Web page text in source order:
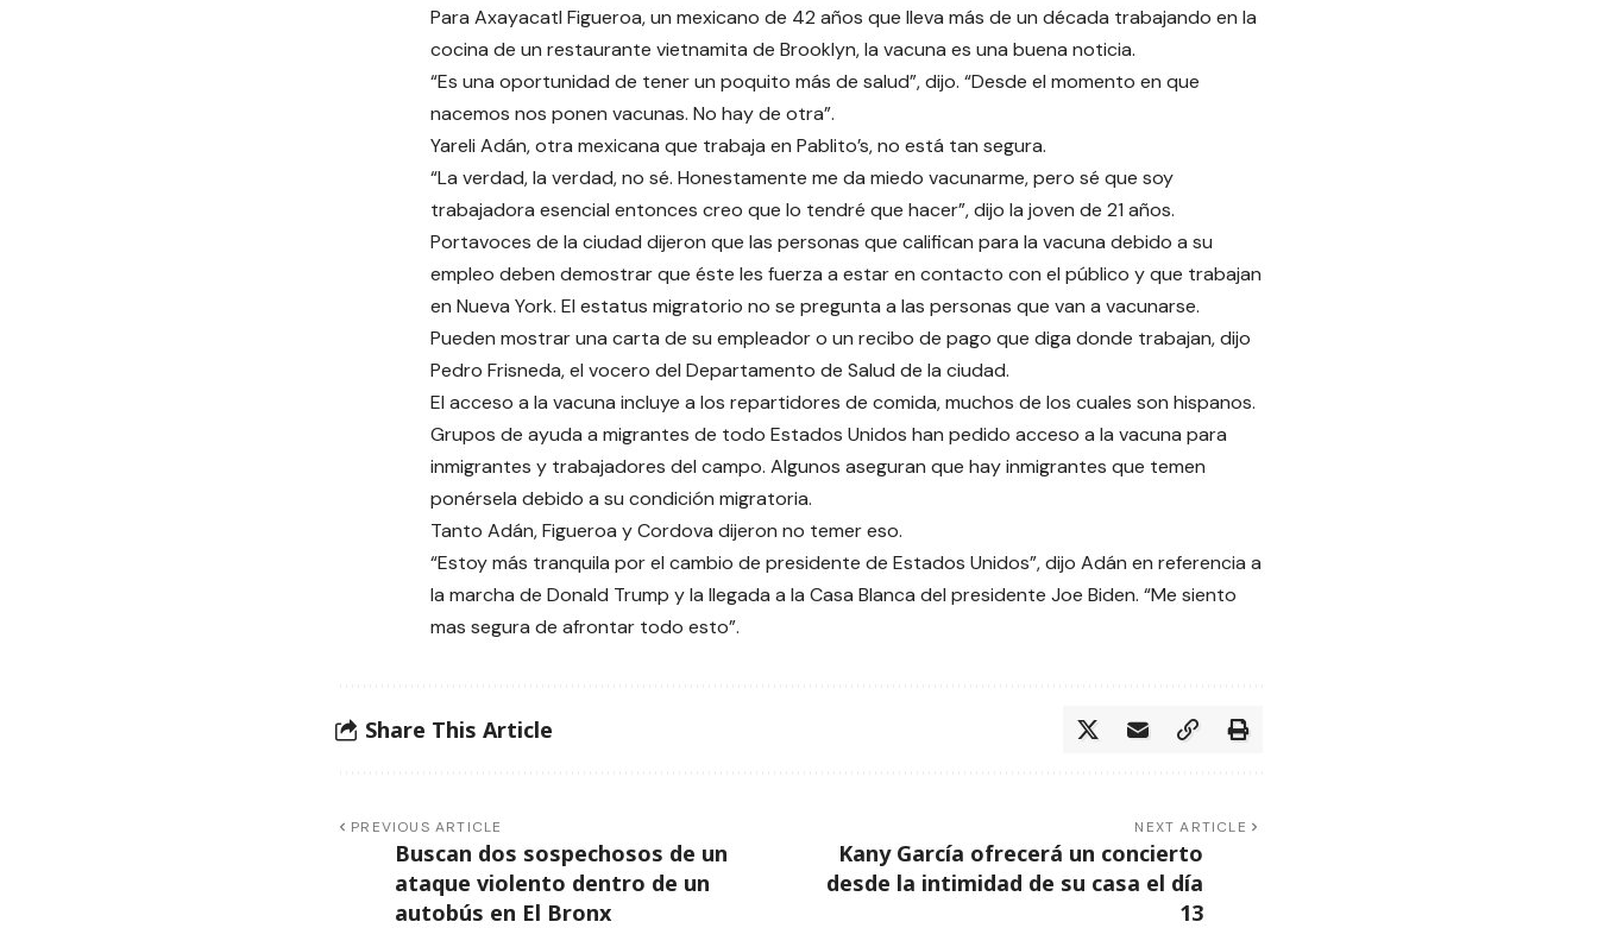
Para Axayacatl Figueroa, un mexicano de 42 años que lleva más de un década trabajando en la
cocina de un restaurante vietnamita de Brooklyn, la vacuna es una buena noticia.
“Es una oportunidad de tener un poquito más de salud”, dijo. “Desde el momento en que
nacemos nos ponen vacunas. No hay de otra”.
Yareli Adán, otra mexicana que trabaja en Pablito’s, no está tan segura.
“La verdad, la verdad, no sé. Honestamente me da miedo vacunarme, pero sé que soy
trabajadora esencial entonces creo que lo tendré que hacer”, dijo la joven de 21 años.
Portavoces de la ciudad dijeron que las personas que califican para la vacuna debido a su
empleo deben demostrar que éste les fuerza a estar en contacto con el público y que trabajan
en Nueva York. El estatus migratorio no se pregunta a las personas que van a vacunarse.
Pueden mostrar una carta de su empleador o un recibo de pago que diga donde trabajan, dijo
Pedro Frisneda, el vocero del Departamento de Salud de la ciudad.
El acceso a la vacuna incluye a los repartidores de comida, muchos de los cuales son hispanos.
Grupos de ayuda a migrantes de todo Estados Unidos han pedido acceso a la vacuna para
inmigrantes y trabajadores del campo. Algunos aseguran que hay inmigrantes que temen
ponérsela debido a su condición migratoria.
Tanto Adán, Figueroa y Cordova dijeron no temer eso.
“Estoy más tranquila por el cambio de presidente de Estados Unidos”, dijo Adán en referencia a
la marcha de Donald Trump y la llegada a la Casa Blanca del presidente Joe Biden. “Me siento
mas segura de afrontar todo esto”.
Share This Article
PREVIOUS ARTICLE
Buscan dos sospechosos de un
ataque violento dentro de un
autobús en El Bronx
NEXT ARTICLE
Kany García ofrecerá un concierto
desde la intimidad de su casa el día
13